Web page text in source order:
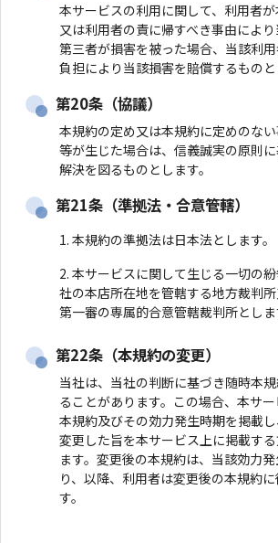
本サービスの利用に関して、利用者が
又は利用者の責に帰すべき事由によ
第三者が損害を被った場合、当該利
負担により当該損害を賠償するものと
第20条（協議）
本規約の定め又は本規約に定めのな
等が生じた場合は、信義誠実の原則
解決を図るものとします。
第21条（準拠法・合意管轄）
本規約の準拠法は日本法とします。
本サービスに関して生じる一切の
社の本店所在地を管轄する地方裁判
第一審の専属的合意管轄裁判所としま
第22条（本規約の変更）
当社は、当社の判断に基づき随時本
ることがあります。この場合、本サ
本規約及びその効力発生時期を掲載
変更した旨を本サービス上に掲載す
ます。変更後の本規約は、当該効力
り、以降、利用者は変更後の本規約
す。